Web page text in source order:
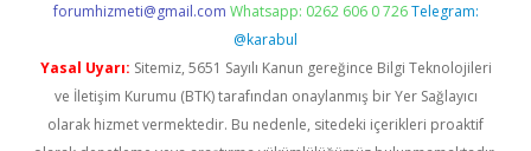
forumhizmeti@gmail.com Whatsapp: 0262 606 0 726 Telegram:
@karabul
Yasal Uyarı: Sitemiz, 5651 Sayılı Kanun gereğince Bilgi Teknolojileri
ve İletişim Kurumu (BTK) tarafından onaylanmış bir Yer Sağlayıcı
olarak hizmet vermektedir. Bu nedenle, sitedeki içerikleri proaktif